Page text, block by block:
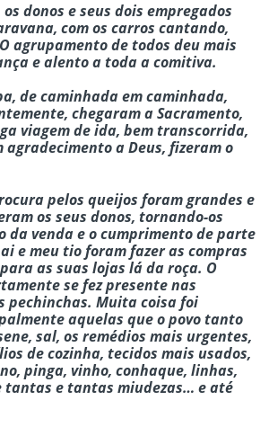
donos e seus dois empregados
com os carros cantando,
agrupamento de todos deu mais
e alento a toda a comitiva.
de caminhada em caminhada,
chegaram a Sacramento,
viagem de ida, bem transcorrida,
agradecimento a Deus, fizeram o
pelos queijos foram grandes e
os seus donos, tornando-os
da venda e o cumprimento de parte
e meu tio foram fazer as compras
as suas lojas lá da roça. O
se fez presente nas
pechinchas. Muita coisa foi
aquelas que o povo tanto
sal, os remédios mais urgentes,
de cozinha, tecidos mais usados,
pinga, vinho, conhaque, linhas,
tantas e tantas miudezas… e até